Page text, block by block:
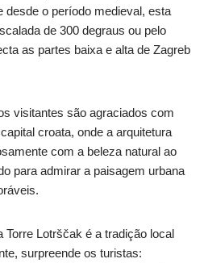
desde o período medieval, esta
de 300 degraus ou pelo
as partes baixa e alta de Zagreb
visitantes são agraciados com
croata, onde a arquitetura
com a beleza natural ao
para admirar a paisagem urbana
Lotrščak é a tradição local
surpreende os turistas: